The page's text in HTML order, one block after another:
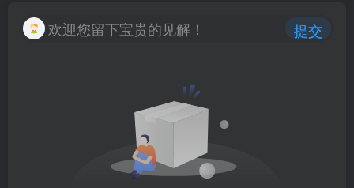
欢迎您留下宝贵的见解！ 提交